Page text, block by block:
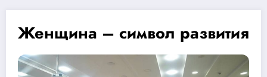
Женщина – символ развития